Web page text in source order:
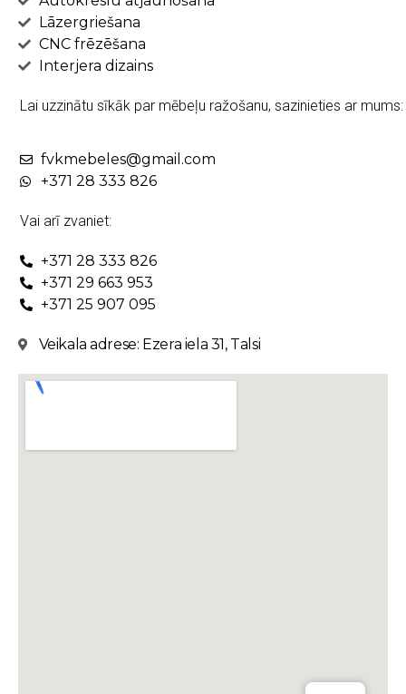
Lāzergriešana
CNC frēzēšana
Interjera dizains
Lai uzzinātu sīkāk par mēbeļu ražošanu, sazinieties ar mums:
fvkmebeles@gmail.com
+371 28 333 826
Vai arī zvaniet:
+371 28 333 826
+371 29 663 953
+371 25 907 095
Veikala adrese: Ezera iela 31, Talsi